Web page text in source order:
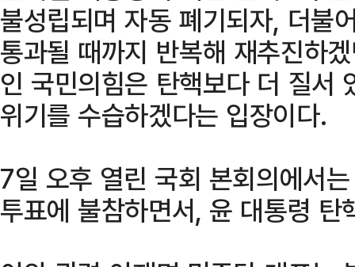
불성립되며 자동 폐기되자, 더불
통과될 때까지 반복해 재추진하
인 국민의힘은 탄핵보다 더 질서
위기를 수습하겠다는 입장이다.
7일 오후 열린 국회 본회의에서
투표에 불참하면서, 윤 대통령 탄